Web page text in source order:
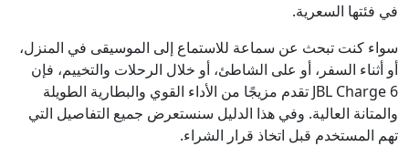
في فئتها السعرية.
سواء كنت تبحث عن سماعة للاستماع إلى الموسيقى في المنزل،
أو أثناء السفر، أو على الشاطئ، أو خلال الرحلات والتخييم، فإن
JBL Charge 6 تقدم مزيجًا من الأداء القوي والبطارية الطويلة
والمتانة العالية. وفي هذا الدليل سنستعرض جميع التفاصيل التي
تهم المستخدم قبل اتخاذ قرار الشراء.